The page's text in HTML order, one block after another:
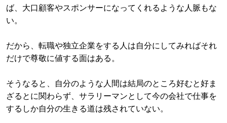
ば、大口顧客やスポンサーになってくれるような人脈もな
い。
だから、転職や独立企業をする人は自分にしてみればそれ
だけで尊敬に値する面はある。
そうなると、自分のような人間は結局のところ好むと好ま
ざるとに関わらず、サラリーマンとして今の会社で仕事を
するしか自分の生きる道は残されていない。